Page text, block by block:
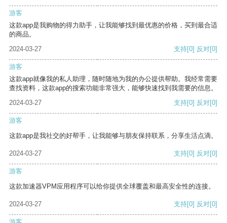
游客
这款app是我购物的得力助手，让我能够找到最优惠的价格，买到最合适
的商品。
2024-03-27
支持[0] 反对[0]
游客
这款app就像我的私人助理，随时随地为我的办公提供帮助。我经常需要
查找资料，这款app的搜索功能非常强大，能够快速找到我需要的信息。
2024-03-27
支持[0] 反对[0]
游客
这款app是我社交的好帮手，让我能够与朋友保持联系，分享生活点滴。
2024-03-27 支持[0] 反对[0]
游客
这款加速器VPM应用程序可以给你提供全球覆盖和最高安全性的连接。
2024-03-27 支持[0] 反对[0]